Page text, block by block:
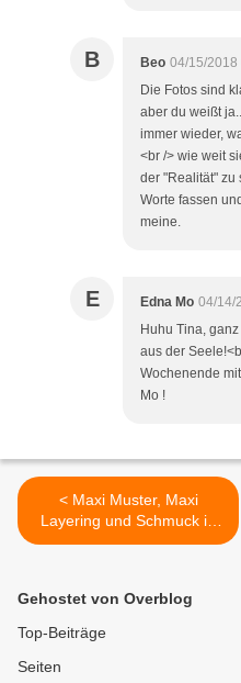
B Beo 04/15/2018
Die Fotos sind
aber du weißt
immer wieder,
<br /> wie weit
der "Realität" zu
Worte fassen
meine.
E Edna Mo 04/14/
Huhu Tina,
aus der
Wochenende
Mo !
< Maxi Muster, Maxi
Layering und Schmuck in
moosgrün
Gehostet von Overblog
Top-Beiträge
Seiten